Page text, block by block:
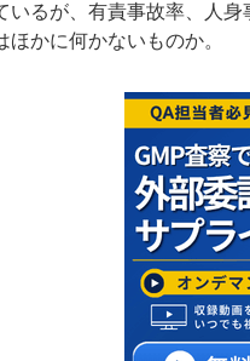
いるが、有責事故率、人
ほかに何かないものか。